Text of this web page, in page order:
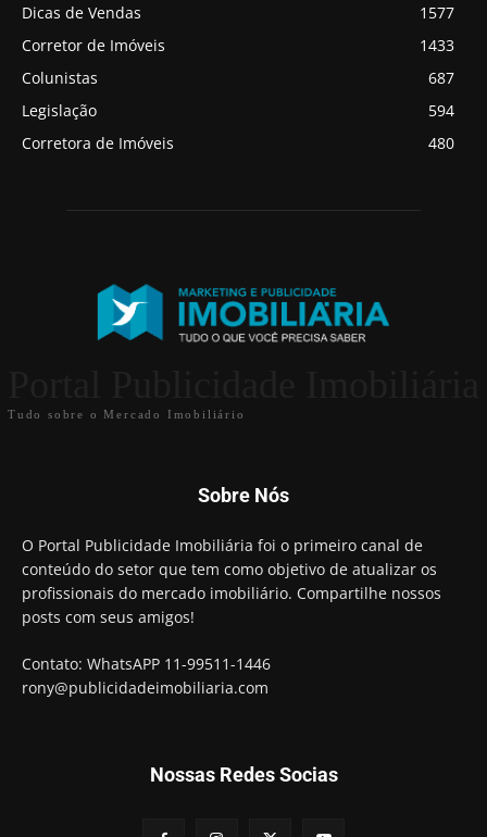
Dicas de Vendas
1577
Corretor de Imóveis
1433
Colunistas
687
Legislação
594
Corretora de Imóveis
480
Tudo sobre o Mercado Imobiliário
Sobre Nós
O Portal Publicidade Imobiliária foi o primeiro canal de
conteúdo do setor que tem como objetivo de atualizar os
profissionais do mercado imobiliário. Compartilhe nossos
posts com seus amigos!
Contato: WhatsAPP 11-99511-1446
rony@publicidadeimobiliaria.com
Nossas Redes Socias